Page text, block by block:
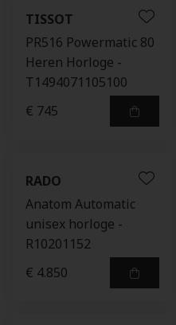
TISSOT
PR516 Powermatic 80
Heren Horloge -
T1494071105100
€ 745
RADO
Anatom Automatic
unisex horloge -
R10201152
€ 4.850